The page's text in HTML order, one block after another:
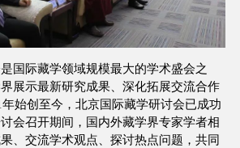
国际藏学领域规模最大的学术盛会之
展示最新研究成果、深化拓展交流合作
始创至今，北京国际藏学研讨会已成功
会召开期间，国内外藏学界专家学者相
、交流学术观点、探讨热点问题，共同